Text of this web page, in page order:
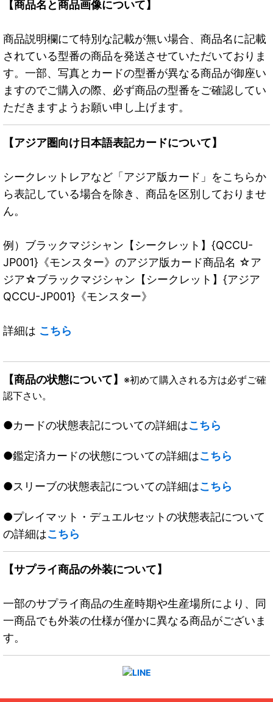
【商品名と商品画像について】
商品説明欄にて特別な記載が無い場合、商品名に記載
されている型番の商品を発送させていただいておりま
す。一部、写真とカードの型番が異なる商品が御座い
ますのでご購入の際、必ず商品の型番をご確認してい
ただきますようお願い申し上げます。
【アジア圏向け日本語表記カードについて】
シークレットレアなど「アジア版カード」をこちらか
ら表記している場合を除き、商品を区別しておりませ
ん。
例）ブラックマジシャン【シークレット】{QCCU-
JP001}《モンスター》のアジア版カード商品名 ☆ア
ジア☆ブラックマジシャン【シークレット】{アジア
QCCU-JP001}《モンスター》
詳細は こちら
【商品の状態について】 ※初めて購入される方は必ずご確
認下さい。
●カードの状態表記についての詳細はこちら
●鑑定済カードの状態についての詳細はこちら
●スリーブの状態表記についての詳細はこちら
●プレイマット・デュエルセットの状態表記について
の詳細はこちら
【サプライ商品の外装について】
一部のサプライ商品の生産時期や生産場所により、同
一商品でも外装の仕様が僅かに異なる商品がございま
す。